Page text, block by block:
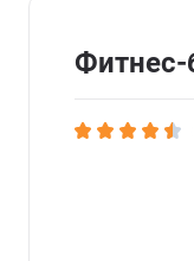
Фитнес-